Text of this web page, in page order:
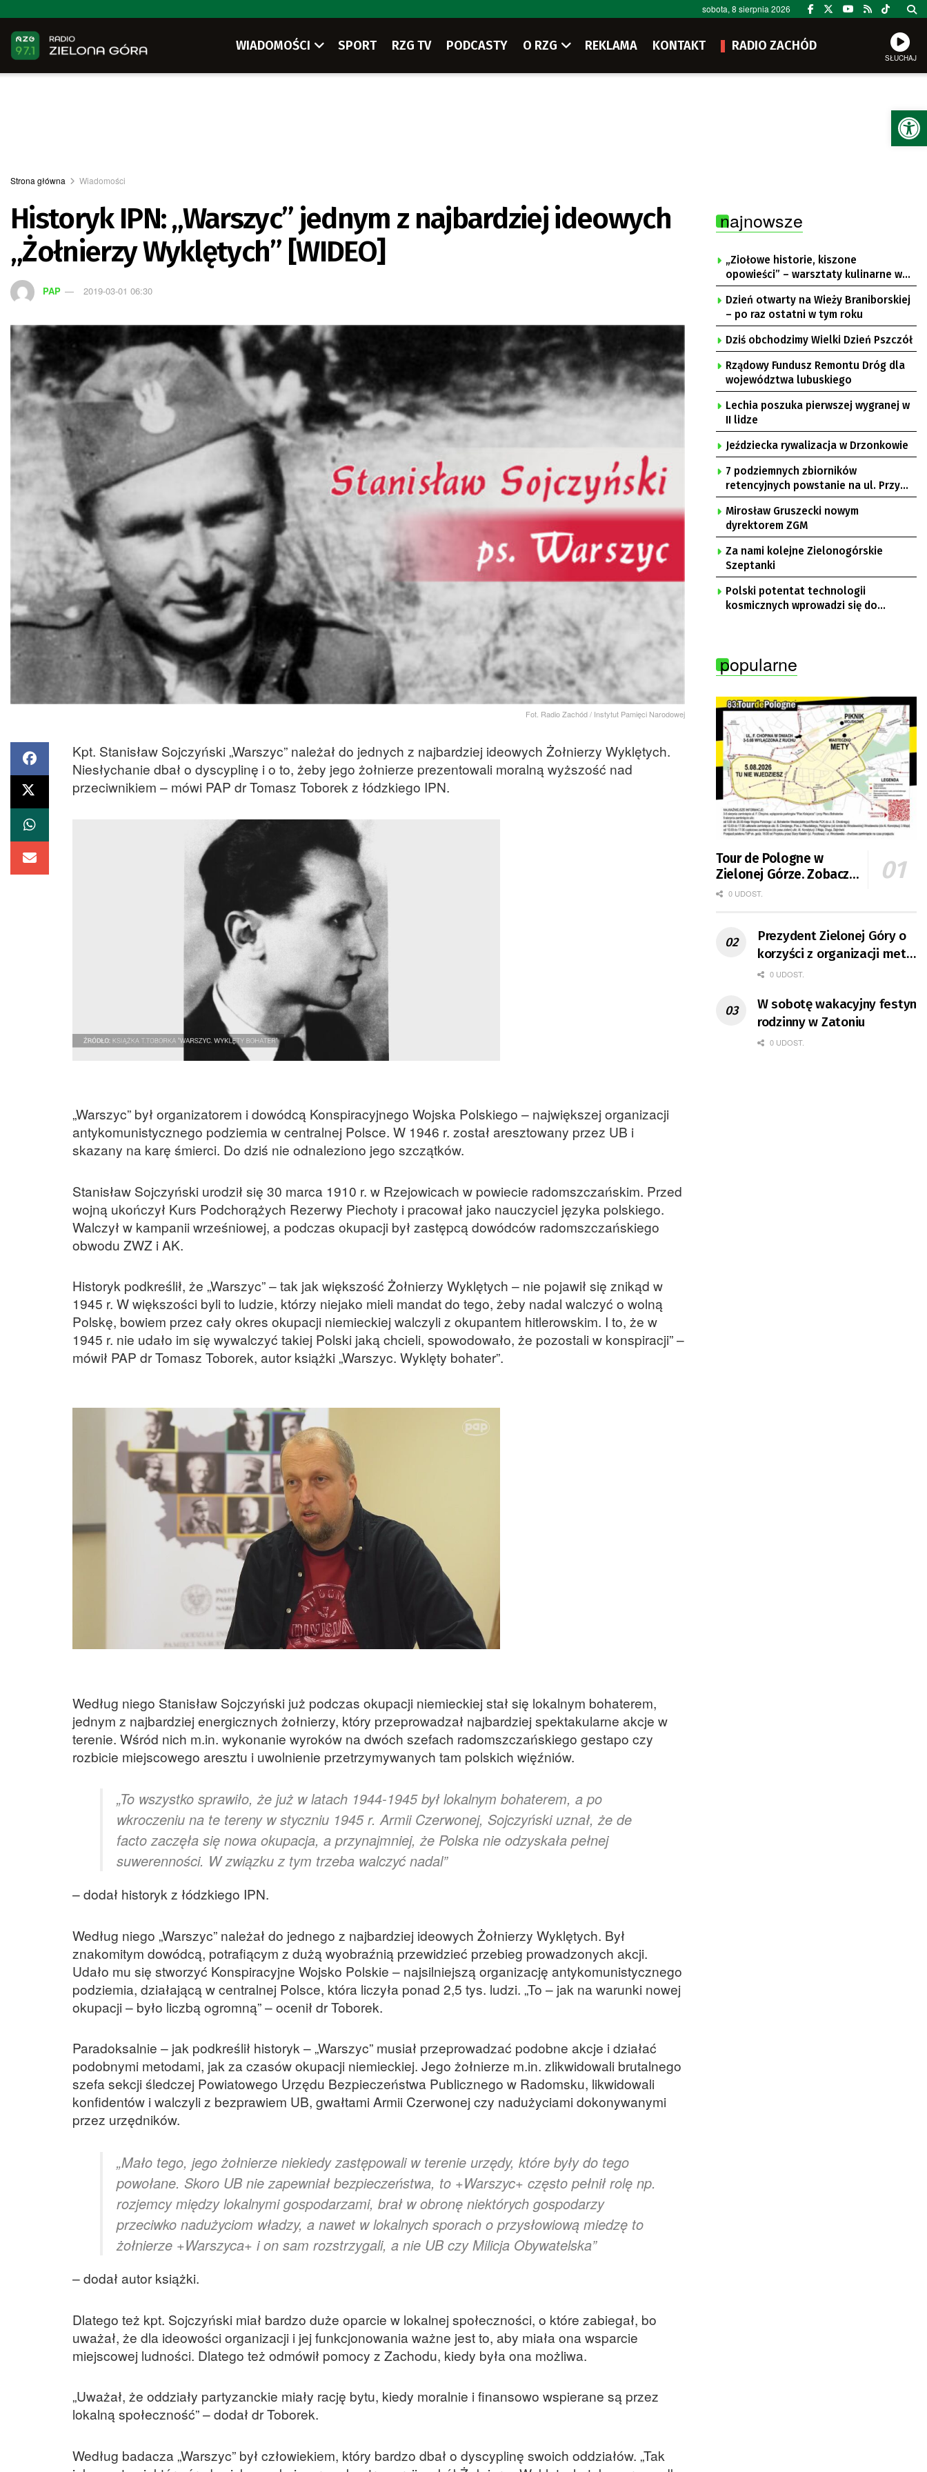
sobota, 8 sierpnia 2026
WIADOMOŚCI SPORT RZG TV PODCASTY O RZG REKLAMA KONTAKT RADIO ZACHÓD
SŁUCHAJ
Strona główna Wiadomości
Historyk IPN: „Warszyc” jednym z najbardziej ideowych
„Żołnierzy Wyklętych” [WIDEO]
PAP 2019-03-01 06:30
Fot. Radio Zachód / Instytut Pamięci Narodowej
Kpt. Stanisław Sojczyński „Warszyc” należał do jednych z najbardziej ideowych Żołnierzy Wyklętych.
Niesłychanie dbał o dyscyplinę i o to, żeby jego żołnierze prezentowali moralną wyższość nad
przeciwnikiem – mówi PAP dr Tomasz Toborek z łódzkiego IPN.
„Warszyc” był organizatorem i dowódcą Konspiracyjnego Wojska Polskiego – największej organizacji
antykomunistycznego podziemia w centralnej Polsce. W 1946 r. został aresztowany przez UB i
skazany na karę śmierci. Do dziś nie odnaleziono jego szczątków.
Stanisław Sojczyński urodził się 30 marca 1910 r. w Rzejowicach w powiecie radomszczańskim. Przed
wojną ukończył Kurs Podchorążych Rezerwy Piechoty i pracował jako nauczyciel języka polskiego.
Walczył w kampanii wrześniowej, a podczas okupacji był zastępcą dowódców radomszczańskiego
obwodu ZWZ i AK.
Historyk podkreślił, że „Warszyc” – tak jak większość Żołnierzy Wyklętych – nie pojawił się znikąd w
1945 r. W większości byli to ludzie, którzy niejako mieli mandat do tego, żeby nadal walczyć o wolną
Polskę, bowiem przez cały okres okupacji niemieckiej walczyli z okupantem hitlerowskim. I to, że w
1945 r. nie udało im się wywalczyć takiej Polski jaką chcieli, spowodowało, że pozostali w konspiracji” –
mówił PAP dr Tomasz Toborek, autor książki „Warszyc. Wyklęty bohater”.
Według niego Stanisław Sojczyński już podczas okupacji niemieckiej stał się lokalnym bohaterem,
jednym z najbardziej energicznych żołnierzy, który przeprowadzał najbardziej spektakularne akcje w
terenie. Wśród nich m.in. wykonanie wyroków na dwóch szefach radomszczańskiego gestapo czy
rozbicie miejscowego aresztu i uwolnienie przetrzymywanych tam polskich więźniów.
„To wszystko sprawiło, że już w latach 1944-1945 był lokalnym bohaterem, a po
wkroczeniu na te tereny w styczniu 1945 r. Armii Czerwonej, Sojczyński uznał, że de
facto zaczęła się nowa okupacja, a przynajmniej, że Polska nie odzyskała pełnej
suwerenności. W związku z tym trzeba walczyć nadal”
– dodał historyk z łódzkiego IPN.
Według niego „Warszyc” należał do jednego z najbardziej ideowych Żołnierzy Wyklętych. Był
znakomitym dowódcą, potrafiącym z dużą wyobraźnią przewidzieć przebieg prowadzonych akcji.
Udało mu się stworzyć Konspiracyjne Wojsko Polskie – najsilniejszą organizację antykomunistycznego
podziemia, działającą w centralnej Polsce, która liczyła ponad 2,5 tys. ludzi. „To – jak na warunki nowej
okupacji – było liczbą ogromną” – ocenił dr Toborek.
Paradoksalnie – jak podkreślił historyk – „Warszyc” musiał przeprowadzać podobne akcje i działać
podobnymi metodami, jak za czasów okupacji niemieckiej. Jego żołnierze m.in. zlikwidowali brutalnego
szefa sekcji śledczej Powiatowego Urzędu Bezpieczeństwa Publicznego w Radomsku, likwidowali
konfidentów i walczyli z bezprawiem UB, gwałtami Armii Czerwonej czy nadużyciami dokonywanymi
przez urzędników.
„Mało tego, jego żołnierze niekiedy zastępowali w terenie urzędy, które były do tego
powołane. Skoro UB nie zapewniał bezpieczeństwa, to +Warszyc+ często pełnił rolę np.
rozjemcy między lokalnymi gospodarzami, brał w obronę niektórych gospodarzy
przeciwko nadużyciom władzy, a nawet w lokalnych sporach o przysłowiową miedzę to
żołnierze +Warszyca+ i on sam rozstrzygali, a nie UB czy Milicja Obywatelska”
– dodał autor książki.
Dlatego też kpt. Sojczyński miał bardzo duże oparcie w lokalnej społeczności, o które zabiegał, bo
uważał, że dla ideowości organizacji i jej funkcjonowania ważne jest to, aby miała ona wsparcie
miejscowej ludności. Dlatego też odmówił pomocy z Zachodu, kiedy była ona możliwa.
„Uważał, że oddziały partyzanckie miały rację bytu, kiedy moralnie i finansowo wspierane są przez
lokalną społeczność” – dodał dr Toborek.
Według badacza „Warszyc” był człowiekiem, który bardzo dbał o dyscyplinę swoich oddziałów. „Tak
najnowsze
„Ziołowe historie, kiszone
opowieści” – warsztaty kulinarne w
Krępie
Dzień otwarty na Wieży Braniborskiej
– po raz ostatni w tym roku
Dziś obchodzimy Wielki Dzień Pszczół
Rządowy Fundusz Remontu Dróg dla
województwa lubuskiego
Lechia poszuka pierwszej wygranej w
II lidze
Jeździecka rywalizacja w Drzonkowie
7 podziemnych zbiorników
retencyjnych powstanie na ul. Przy
Gazowni
Mirosław Gruszecki nowym
dyrektorem ZGM
Za nami kolejne Zielonogórskie
Szeptanki
Polski potentat technologii
kosmicznych wprowadzi się do
popularne
Tour de Pologne w
Zielonej Górze. Zobacz
zmiany w organizacji
0 UDOST.
Prezydent Zielonej Góry o
korzyści z organizacji mety
Tour de Pologne
0 UDOST.
W sobotę wakacyjny festyn
rodzinny w Zatoniu
0 UDOST.